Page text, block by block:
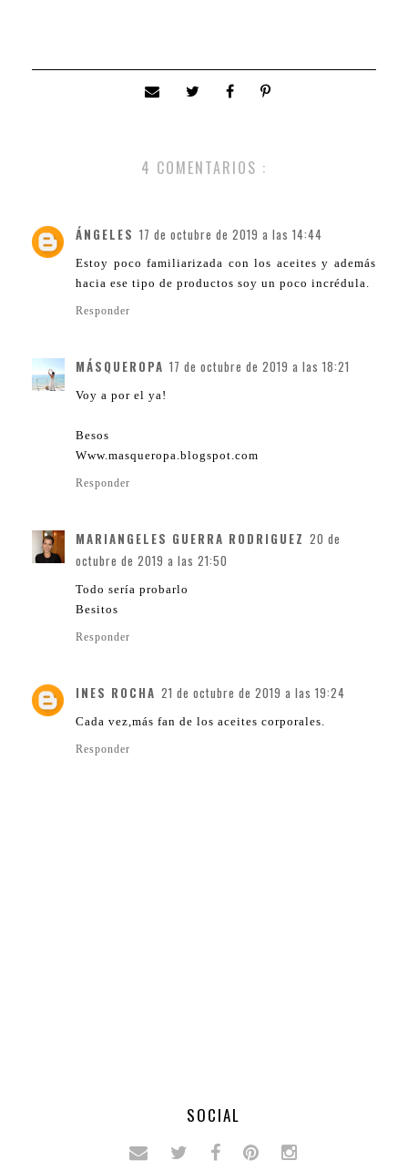
4 COMENTARIOS :
ÁNGELES 17 de octubre de 2019 a las 14:44
Estoy poco familiarizada con los aceites y además
hacia ese tipo de productos soy un poco incrédula.
Responder
MÁSQUEROPA 17 de octubre de 2019 a las 18:21
Voy a por el ya!
Besos
Www.masqueropa.blogspot.com
Responder
MARIANGELES GUERRA RODRIGUEZ 20 de
octubre de 2019 a las 21:50
Todo sería probarlo
Besitos
Responder
INES ROCHA 21 de octubre de 2019 a las 19:24
Cada vez,más fan de los aceites corporales.
Responder
SOCIAL